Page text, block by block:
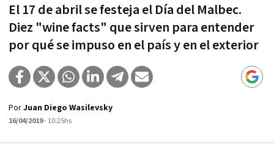
El 17 de abril se festeja el Día del Malbec.
Diez "wine facts" que sirven para entender
por qué se impuso en el país y en el exterior
PorJuan Diego Wasilevsky
16/04/2019- 10:25hs